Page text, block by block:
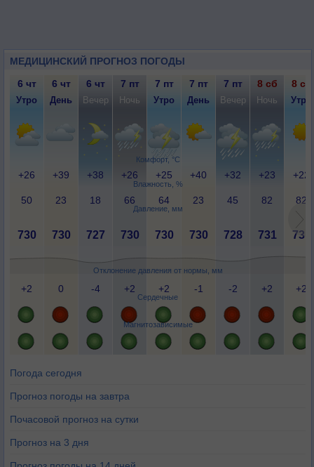
МЕДИЦИНСКИЙ ПРОГНОЗ ПОГОДЫ
Комфорт, °C
Влажность, %
Давление, мм
Отклонение давления от нормы, мм
Сердечные
Магнитозависимые
6 чт 6 чт 6 чт 7 пт 7 пт 7 пт 7 пт 8 сб 8 сб
Утро День Вечер Ночь Утро День Вечер Ночь Утро
+26 +39 +38 +26 +25 +40 +32 +23 +22
50 23 18 66 64 23 45 82 82
730 730 727 730 730 730 728 731 731
+2 0 -4 +2 +2 -1 -2 +2 +2
Погода сегодня
Прогноз погоды на завтра
Почасовой прогноз на сутки
Прогноз на 3 дня